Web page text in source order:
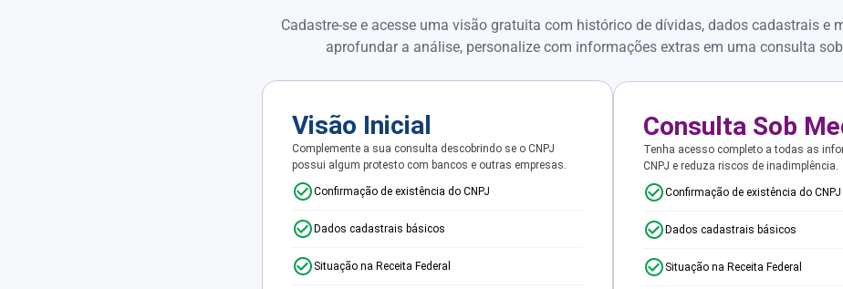
Cadastre-se e acesse uma visão gratuita com histórico de dívidas, dados cadastrais e
aprofundar a análise, personalize com informações extras em uma consulta
Visão Inicial
Complemente a sua consulta descobrindo se o CNPJ
possui algum protesto com bancos e outras empresas.
Confirmação de existência do CNPJ
Dados cadastrais básicos
Situação na Receita Federal
Consulta Sob
Tenha acesso completo a todas as
CNPJ e reduza riscos de inadimplência.
Confirmação de existência do CNPJ
Dados cadastrais básicos
Situação na Receita Federal